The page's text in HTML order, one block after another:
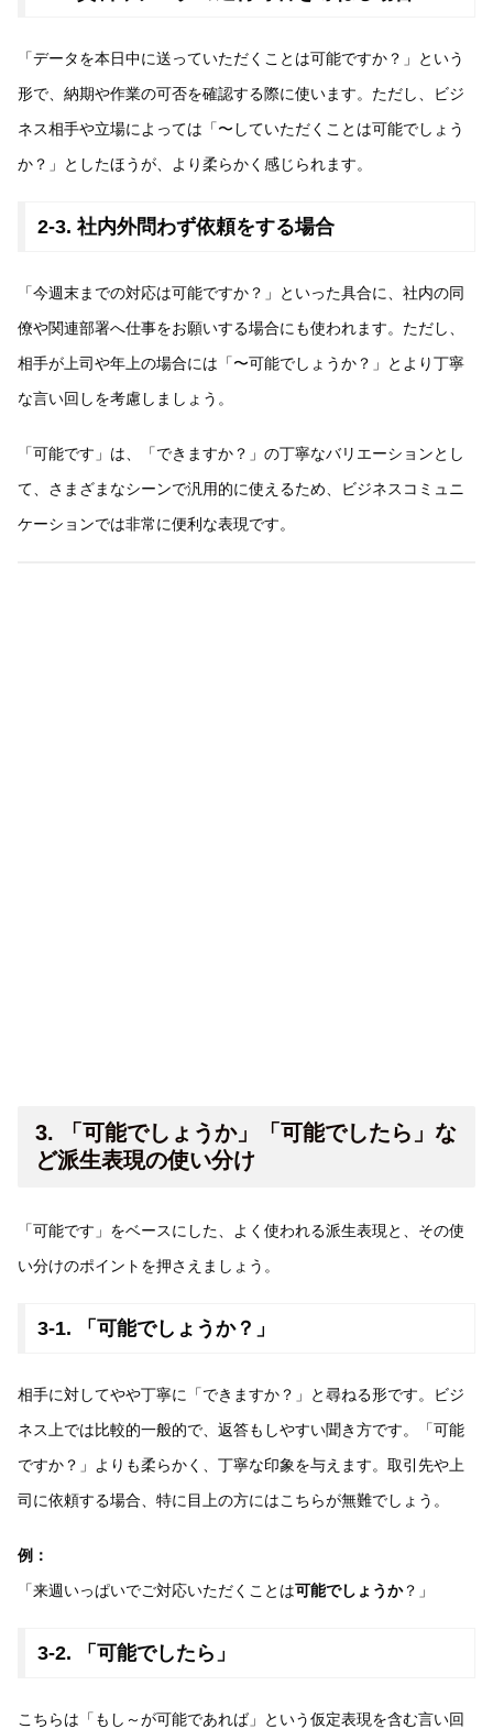
「データを本日中に送っていただくことは可能ですか？」という
形で、納期や作業の可否を確認する際に使います。ただし、ビジ
ネス相手や立場によっては「〜していただくことは可能でしょう
か？」としたほうが、より柔らかく感じられます。
2-3. 社内外問わず依頼をする場合
「今週末までの対応は可能ですか？」といった具合に、社内の同
僚や関連部署へ仕事をお願いする場合にも使われます。ただし、
相手が上司や年上の場合には「〜可能でしょうか？」とより丁寧
な言い回しを考慮しましょう。
「可能です」は、「できますか？」の丁寧なバリエーションとし
て、さまざまなシーンで汎用的に使えるため、ビジネスコミュニ
ケーションでは非常に便利な表現です。
3. 「可能でしょうか」「可能でしたら」な
ど派生表現の使い分け
「可能です」をベースにした、よく使われる派生表現と、その使
い分けのポイントを押さえましょう。
3-1. 「可能でしょうか？」
相手に対してやや丁寧に「できますか？」と尋ねる形です。ビジ
ネス上では比較的一般的で、返答もしやすい聞き方です。「可能
ですか？」よりも柔らかく、丁寧な印象を与えます。取引先や上
司に依頼する場合、特に目上の方にはこちらが無難でしょう。
例：
「来週いっぱいでご対応いただくことは可能でしょうか？」
3-2. 「可能でしたら」
こちらは「もし～が可能であれば」という仮定表現を含む言い回